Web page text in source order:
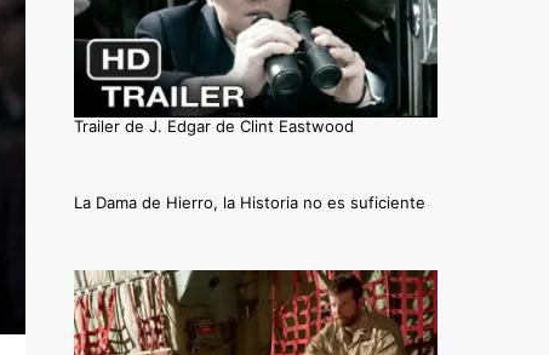
Trailer de J. Edgar de Clint Eastwood
La Dama de Hierro, la Historia no es suficiente